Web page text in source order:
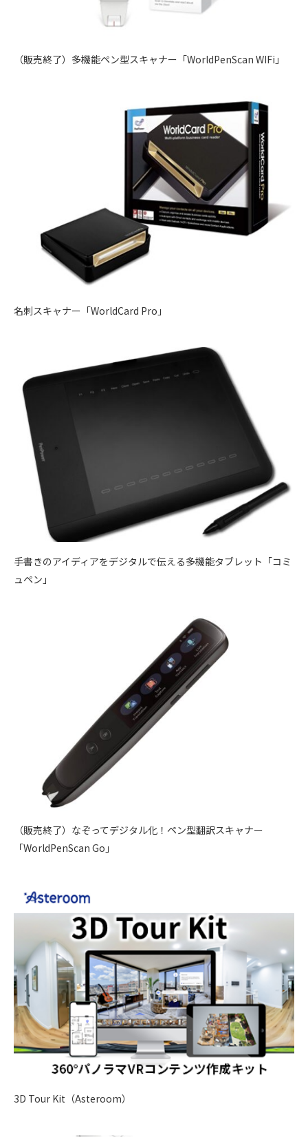
（販売終了）多機能ペン型スキャナー「WorldPenScan WIFi」
名刺スキャナー「WorldCard Pro」
手書きのアイディアをデジタルで伝える多機能タブレット「コミ
ュペン」
（販売終了）なぞってデジタル化！ペン型翻訳スキャナー
「WorldPenScan Go」
3D Tour Kit（Asteroom）